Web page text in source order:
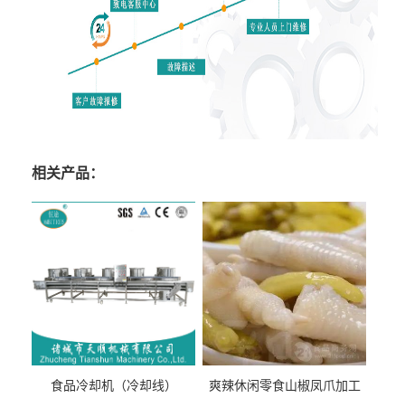
相关产品：
食品冷却机（冷却线）
爽辣休闲零食山椒凤爪加工